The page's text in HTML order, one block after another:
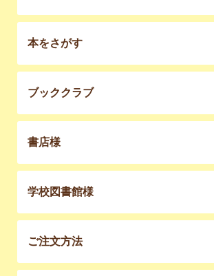
本をさがす
ブッククラブ
書店様
学校図書館様
ご注文方法